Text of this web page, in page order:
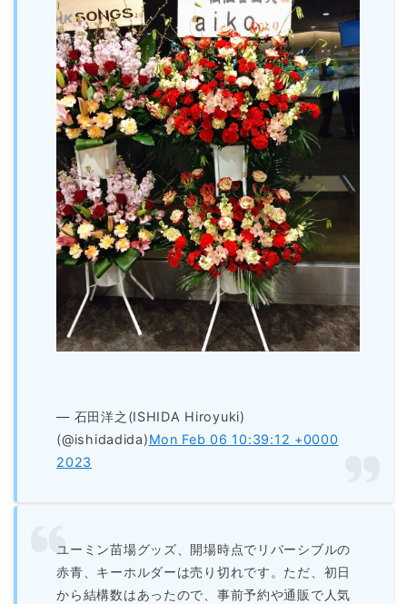
— 石田洋之(ISHIDA Hiroyuki)
(@ishidadida)Mon Feb 06 10:39:12 +0000
2023
ユーミン苗場グッズ、開場時点でリバーシブルの
赤青、キーホルダーは売り切れです。ただ、初日
から結構数はあったので、事前予約や通販で人気